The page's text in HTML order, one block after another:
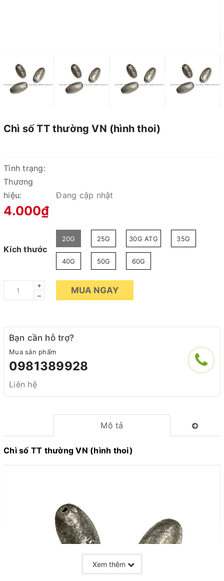
Chì số TT thường VN (hình thoi)
Tình trạng:
Thương
hiệu:
Đang cập nhật
4.000₫
Kích thước
20G 25G 30G ATG 35G
40G 50G 60G
+
–
MUA NGAY
Bạn cần hỗ trợ?
Mua sản phẩm
0981389928
Liên hệ
Mô tả
Chì số TT thường VN (hình thoi)
Xem thêm